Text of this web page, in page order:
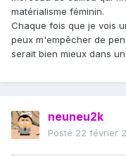
matérialisme féminin.
Chaque fois que je vois
peux m'empêcher de
serait bien mieux dans
neuneu2k
Posté 22 février